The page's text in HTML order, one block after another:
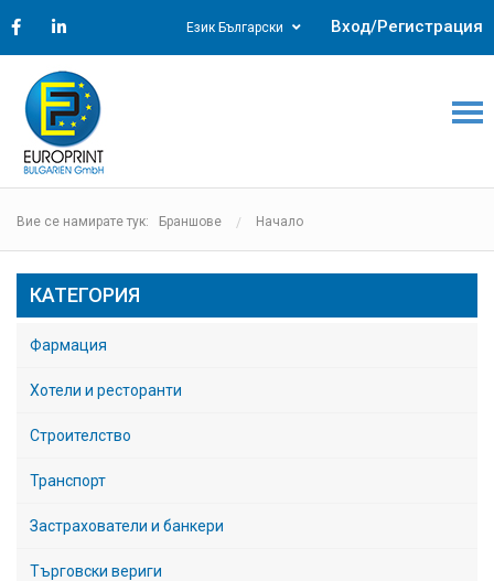
Език Български Вход/Регистрация
Вие се намирате тук: Браншове Начало
КАТЕГОРИЯ
Фармация
Хотели и ресторанти
Строителство
Транспорт
Застрахователи и банкери
Търговски вериги